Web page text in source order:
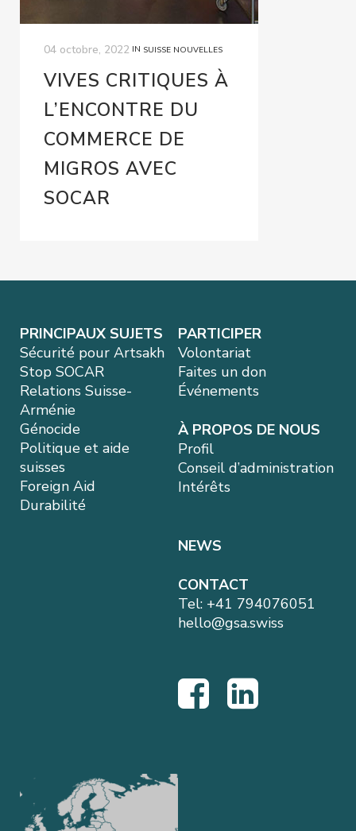
04 octobre, 2022 IN SUISSE NOUVELLES
VIVES CRITIQUES À
L’ENCONTRE DU
COMMERCE DE
MIGROS AVEC
SOCAR
PRINCIPAUX SUJETS
Sécurité pour Artsakh
Stop SOCAR
Relations Suisse-
Arménie
Génocide
Politique et aide
suisses
Foreign Aid
Durabilité
PARTICIPER
Volontariat
Faites un don
Événements
À PROPOS DE NOUS
Profil
Conseil d’administration
Intérêts
NEWS
CONTACT
Tel: +41 794076051
hello@gsa.swiss